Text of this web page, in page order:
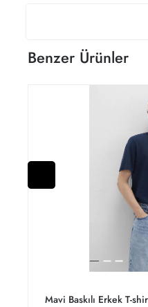
Benzer Ürünler
Mavi Baskılı Erkek T-